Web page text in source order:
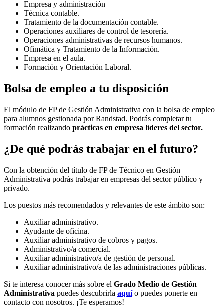
Empresa y administración
Técnica contable.
Tratamiento de la documentación contable.
Operaciones auxiliares de control de tesorería.
Operaciones administrativas de recursos humanos.
Ofimática y Tratamiento de la Información.
Empresa en el aula.
Formación y Orientación Laboral.
Bolsa de empleo a tu disposición
El módulo de FP de Gestión Administrativa con la bolsa de empleo
para alumnos gestionada por Randstad. Podrás completar tu
formación realizando prácticas en empresa líderes del sector.
¿De qué podrás trabajar en el futuro?
Con la obtención del título de FP de Técnico en Gestión
Administrativa podrás trabajar en empresas del sector público y
privado.
Los puestos más recomendados y relevantes de este ámbito son:
Auxiliar administrativo.
Ayudante de oficina.
Auxiliar administrativo de cobros y pagos.
Administrativo/a comercial.
Auxiliar administrativo/a de gestión de personal.
Auxiliar administrativo/a de las administraciones públicas.
Si te interesa conocer más sobre el Grado Medio de Gestión
Administrativa puedes descubrirla aquío puedes ponerte en
contacto con nosotros. ¡Te esperamos!